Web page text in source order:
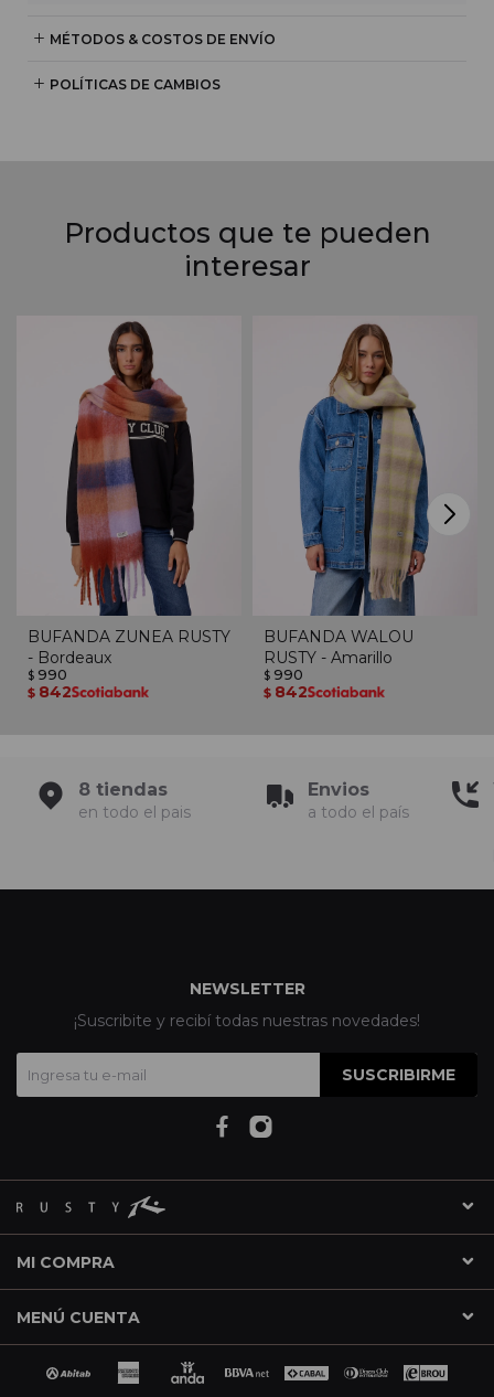
MÉTODOS & COSTOS DE ENVÍO
POLÍTICAS DE CAMBIOS
Productos que te pueden
interesar
BUFANDA ZUNEA RUSTY
- Bordeaux
$ 990
$ 842
BUFANDA WALOU
RUSTY - Amarillo
$ 990
$ 842
8 tiendas
en todo el pais
Envios
a todo el país
MI COMPRA
MENÚ CUENTA
NEWSLETTER
¡Suscribite y recibí todas nuestras novedades!
SUSCRIBIRME